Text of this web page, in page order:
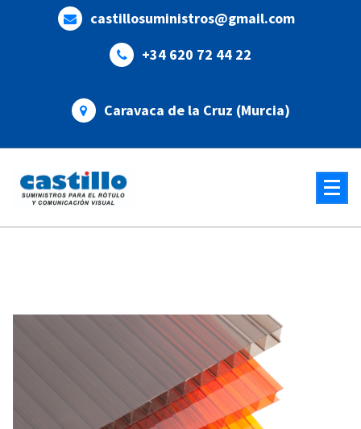
castillosuministros@gmail.com
+34 620 72 44 22
Caravaca de la Cruz (Murcia)